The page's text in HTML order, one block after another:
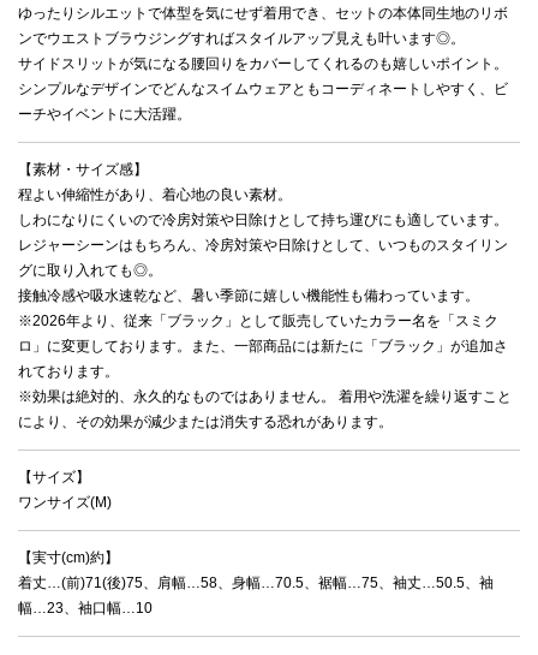
ゆったりシルエットで体型を気にせず着用でき、セットの本体同生地のリボ
ンでウエストブラウジングすればスタイルアップ見えも叶います◎。
サイドスリットが気になる腰回りをカバーしてくれるのも嬉しいポイント。
シンプルなデザインでどんなスイムウェアともコーディネートしやすく、ビ
ーチやイベントに大活躍。
【素材・サイズ感】
程よい伸縮性があり、着心地の良い素材。
しわになりにくいので冷房対策や日除けとして持ち運びにも適しています。
レジャーシーンはもちろん、冷房対策や日除けとして、いつものスタイリン
グに取り入れても◎。
接触冷感や吸水速乾など、暑い季節に嬉しい機能性も備わっています。
※2026年より、従来「ブラック」として販売していたカラー名を「スミク
ロ」に変更しております。また、一部商品には新たに「ブラック」が追加さ
れております。
※効果は絶対的、永久的なものではありません。 着用や洗濯を繰り返すこと
により、その効果が減少または消失する恐れがあります。
【サイズ】
ワンサイズ(M)
【実寸(cm)約】
着丈…(前)71(後)75、肩幅…58、身幅…70.5、裾幅…75、袖丈…50.5、袖
幅…23、袖口幅…10